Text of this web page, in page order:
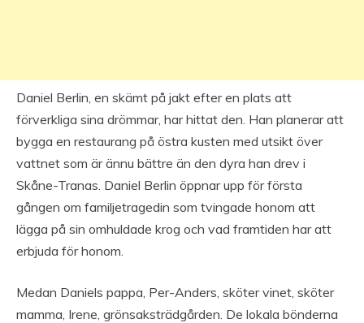
Daniel Berlin, en skämt på jakt efter en plats att
förverkliga sina drömmar, har hittat den. Han planerar att
bygga en restaurang på östra kusten med utsikt över
vattnet som är ännu bättre än den dyra han drev i
Skåne-Tranas. Daniel Berlin öppnar upp för första
gången om familjetragedin som tvingade honom att
lägga på sin omhuldade krog och vad framtiden har att
erbjuda för honom.
Medan Daniels pappa, Per-Anders, sköter vinet, sköter
mamma, Irene, grönsaksträdgården. De lokala bönderna